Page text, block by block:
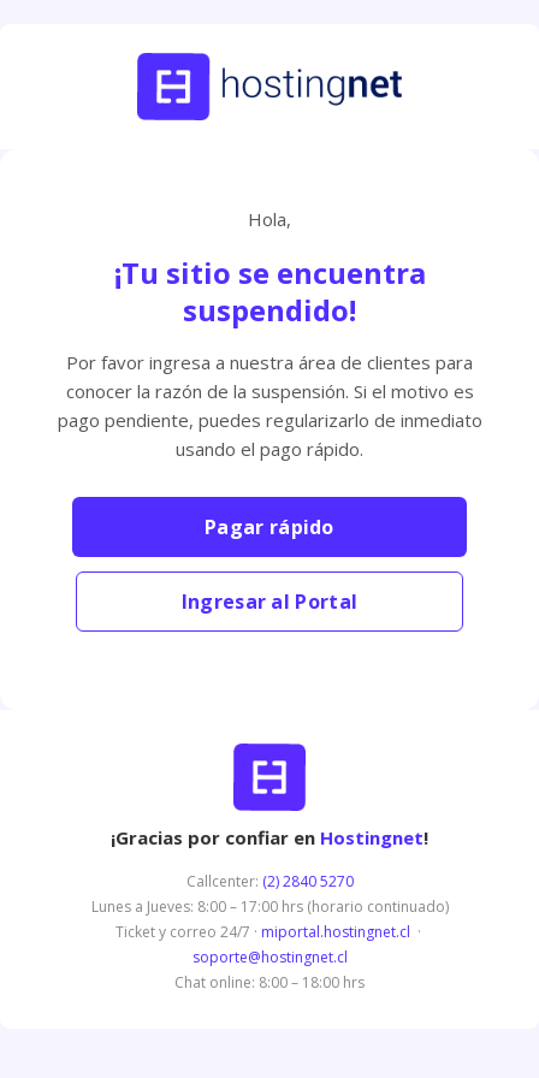
Hola,
¡Tu sitio se encuentra
suspendido!
Por favor ingresa a nuestra área de clientes para
conocer la razón de la suspensión. Si el motivo es
pago pendiente, puedes regularizarlo de inmediato
usando el pago rápido.
Pagar rápido
Ingresar al Portal
¡Gracias por confiar en Hostingnet!
Callcenter: (2) 2840 5270
Lunes a Jueves: 8:00 – 17:00 hrs (horario continuado)
Ticket y correo 24/7 · miportal.hostingnet.cl ·
soporte@hostingnet.cl
Chat online: 8:00 – 18:00 hrs